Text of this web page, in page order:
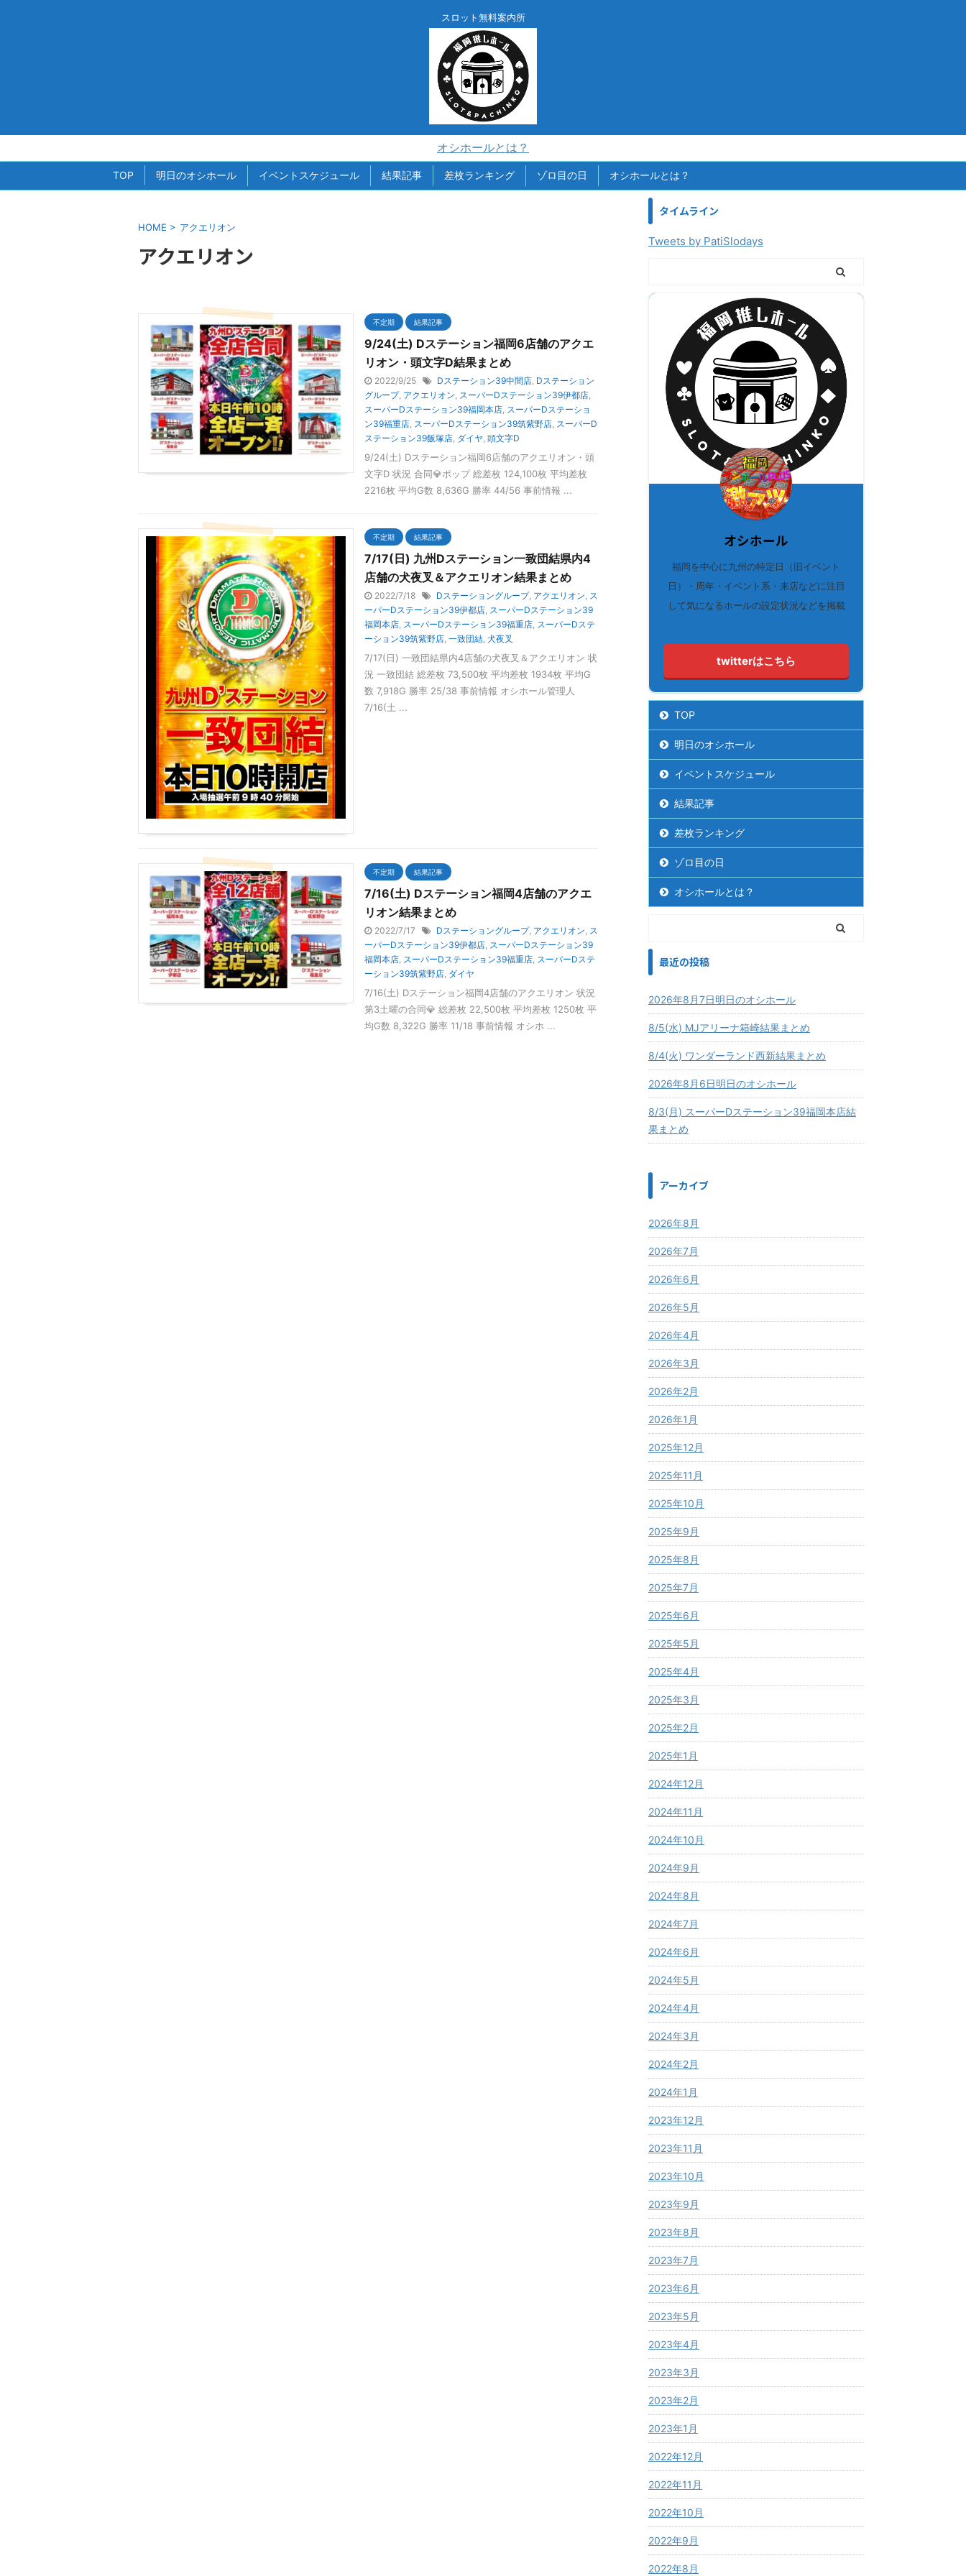
スロット無料案内所
オシホールとは？
TOP 明日のオシホール イベントスケジュール 結果記事 差枚ランキング ゾロ目の日 オシホールとは？
HOME > アクエリオン
アクエリオン
不定期 結果記事
9/24(土) Dステーション福岡6店舗のアクエ
リオン・頭文字D結果まとめ
2022/9/25 Dステーション39中間店 Dステーション
グループ, アクエリオン スーパーDステーション39伊都店
スーパーDステーション39福岡本店 スーパーDステーショ
ン39福重店 スーパーDステーション39筑紫野店 スーパーD
ステーション39飯塚店 ダイヤ 頭文字D
9/24(土) Dステーション福岡6店舗のアクエリオン・頭
文字D 状況 合同💎ポップ 総差枚 124,100枚 平均差枚
2216枚 平均G数 8,636G 勝率 44/56 事前情報 ...
不定期 結果記事
7/17(日) 九州Dステーション一致団結県内4
店舗の犬夜叉＆アクエリオン結果まとめ
2022/7/18 Dステーショングループ, アクエリオン ス
ーパーDステーション39伊都店 スーパーDステーション39
福岡本店 スーパーDステーション39福重店 スーパーDステ
ーション39筑紫野店 一致団結 犬夜叉
7/17(日) 一致団結県内4店舗の犬夜叉＆アクエリオン 状
況 一致団結 総差枚 73,500枚 平均差枚 1934枚 平均G
数 7,918G 勝率 25/38 事前情報 オシホール管理人
7/16(土 ...
不定期 結果記事
7/16(土) Dステーション福岡4店舗のアクエ
リオン結果まとめ
2022/7/17 Dステーショングループ, アクエリオン ス
ーパーDステーション39伊都店 スーパーDステーション39
福岡本店 スーパーDステーション39福重店 スーパーDステ
ーション39筑紫野店 ダイヤ
7/16(土) Dステーション福岡4店舗のアクエリオン 状況
第3土曜の合同💎 総差枚 22,500枚 平均差枚 1250枚 平
均G数 8,322G 勝率 11/18 事前情報 オシホ ...
タイムライン
Tweets by PatiSlodays
オシホール
福岡を中心に九州の特定日（旧イベント
日）・周年・イベント系・来店などに注目
して気になるホールの設定状況などを掲載
twitterはこちら
TOP
明日のオシホール
イベントスケジュール
結果記事
差枚ランキング
ゾロ目の日
オシホールとは？
最近の投稿
2026年8月7日明日のオシホール
8/5(水) MJアリーナ箱崎結果まとめ
8/4(火) ワンダーランド西新結果まとめ
2026年8月6日明日のオシホール
8/3(月) スーパーDステーション39福岡本店結
果まとめ
アーカイブ
2026年8月
2026年7月
2026年6月
2026年5月
2026年4月
2026年3月
2026年2月
2026年1月
2025年12月
2025年11月
2025年10月
2025年9月
2025年8月
2025年7月
2025年6月
2025年5月
2025年4月
2025年3月
2025年2月
2025年1月
2024年12月
2024年11月
2024年10月
2024年9月
2024年8月
2024年7月
2024年6月
2024年5月
2024年4月
2024年3月
2024年2月
2024年1月
2023年12月
2023年11月
2023年10月
2023年9月
2023年8月
2023年7月
2023年6月
2023年5月
2023年4月
2023年3月
2023年2月
2023年1月
2022年12月
2022年11月
2022年10月
2022年9月
2022年8月